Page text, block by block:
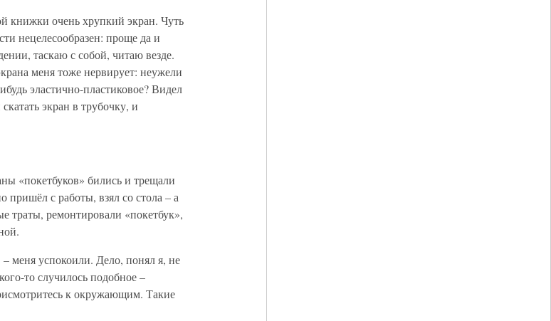
книжки очень хрупкий экран. Чуть
нецелесообразен: проще да и
таскаю с собой, читаю везде.
меня тоже нервирует: неужели
эластично-пластиковое? Видел
экран в трубочку, и
«покетбуков» бились и трещали
пришёл с работы, взял со стола – а
траты, ремонтировали «покетбук»,
меня успокоили. Дело, понял я, не
то случилось подобное –
к окружающим. Такие